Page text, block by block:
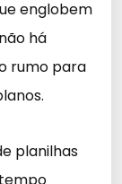
englobem
há
rumo para
planilhas